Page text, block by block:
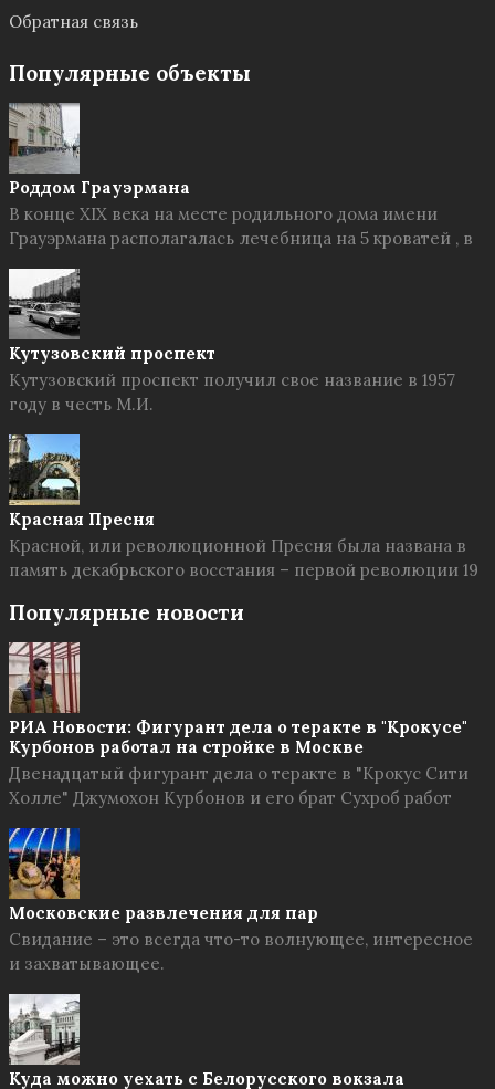
Обратная связь
Популярные объекты
Роддом Грауэрмана
В конце XIX века на месте родильного дома имени
Грауэрмана располагалась лечебница на 5 кроватей , в
Кутузовский проспект
Кутузовский проспект получил свое название в 1957
году в честь М.И.
Красная Пресня
Красной, или революционной Пресня была названа в
память декабрьского восстания – первой революции 19
Популярные новости
РИА Новости: Фигурант дела о теракте в "Крокусе"
Курбонов работал на стройке в Москве
Двенадцатый фигурант дела о теракте в "Крокус Сити
Холле" Джумохон Курбонов и его брат Сухроб работ
Московские развлечения для пар
Свидание – это всегда что-то волнующее, интересное
и захватывающее.
Куда можно уехать с Белорусского вокзала